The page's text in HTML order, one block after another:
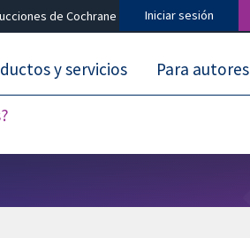
de Cochrane Iniciar sesión
y servicios Para autores